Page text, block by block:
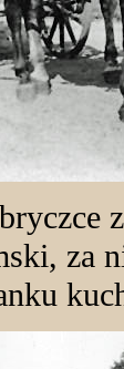
za